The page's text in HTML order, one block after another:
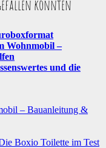
könnten
Wohnmobil –
und die
– Bauanleitung &
Boxio Toilette im Test